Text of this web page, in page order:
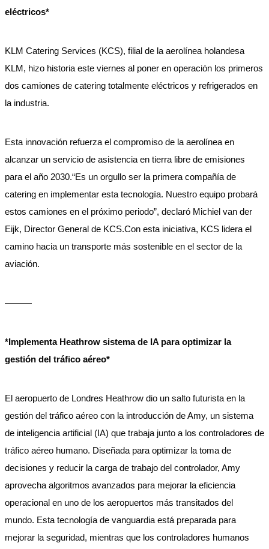
eléctricos*
KLM Catering Services (KCS), filial de la aerolínea holandesa
KLM, hizo historia este viernes al poner en operación los primeros
dos camiones de catering totalmente eléctricos y refrigerados en
la industria.
Esta innovación refuerza el compromiso de la aerolínea en
alcanzar un servicio de asistencia en tierra libre de emisiones
para el año 2030.“Es un orgullo ser la primera compañía de
catering en implementar esta tecnología. Nuestro equipo probará
estos camiones en el próximo periodo”, declaró Michiel van der
Eijk, Director General de KCS.Con esta iniciativa, KCS lidera el
camino hacia un transporte más sostenible en el sector de la
aviación.
———
*Implementa Heathrow sistema de IA para optimizar la
gestión del tráfico aéreo*
El aeropuerto de Londres Heathrow dio un salto futurista en la
gestión del tráfico aéreo con la introducción de Amy, un sistema
de inteligencia artificial (IA) que trabaja junto a los controladores de
tráfico aéreo humano. Diseñada para optimizar la toma de
decisiones y reducir la carga de trabajo del controlador, Amy
aprovecha algoritmos avanzados para mejorar la eficiencia
operacional en uno de los aeropuertos más transitados del
mundo. Esta tecnología de vanguardia está preparada para
mejorar la seguridad, mientras que los controladores humanos